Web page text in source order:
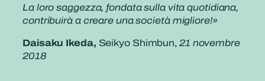
La loro saggezza, fondata sulla vita quotidiana,
contribuirà a creare una società migliore!»
Daisaku Ikeda, Seikyo Shimbun, 21 novembre
2018